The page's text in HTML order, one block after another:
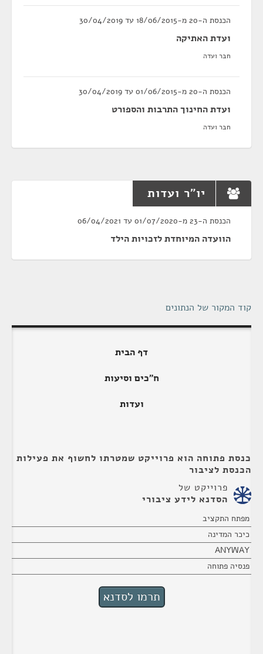
הכנסת ה-20 מ-18/06/2015 עד 30/04/2019
ועדת האתיקה
חבר ועדה
הכנסת ה-20 מ-01/06/2015 עד 30/04/2019
ועדת החינוך התרבות והספורט
חבר ועדה
יו"ר ועדות
הכנסת ה-23 מ-01/07/2020 עד 06/04/2021
הוועדה המיוחדת לזכויות הילד
קוד המקור של הנתונים
דף הבית
ח"כים וסיעות
ועדות
כנסת פתוחה הוא פרוייקט שמטרתו לחשוף את פעילות
הכנסת לציבור
פרוייקט של
הסדנא לידע ציבורי
מפתח התקציב
כיכר המדינה
ANYWAY
פנסיה פתוחה